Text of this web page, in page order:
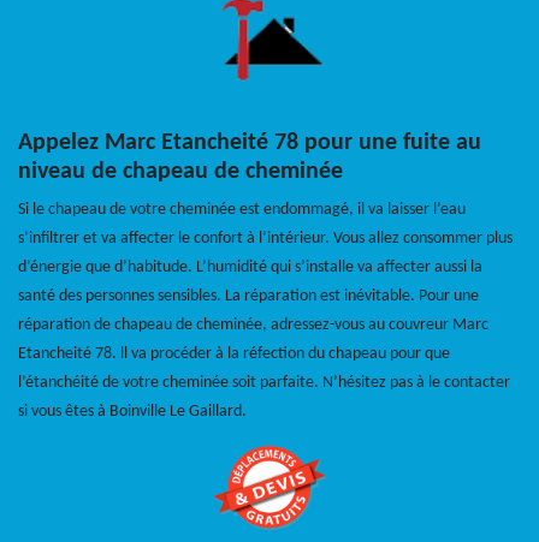
Appelez Marc Etancheité 78 pour une fuite au
niveau de chapeau de cheminée
Si le chapeau de votre cheminée est endommagé, il va laisser l’eau
s’infiltrer et va affecter le confort à l’intérieur. Vous allez consommer plus
d’énergie que d’habitude. L’humidité qui s’installe va affecter aussi la
santé des personnes sensibles. La réparation est inévitable. Pour une
réparation de chapeau de cheminée, adressez-vous au couvreur Marc
Etancheité 78. ll va procéder à la réfection du chapeau pour que
l’étanchéité de votre cheminée soit parfaite. N’hésitez pas à le contacter
si vous êtes à Boinville Le Gaillard.